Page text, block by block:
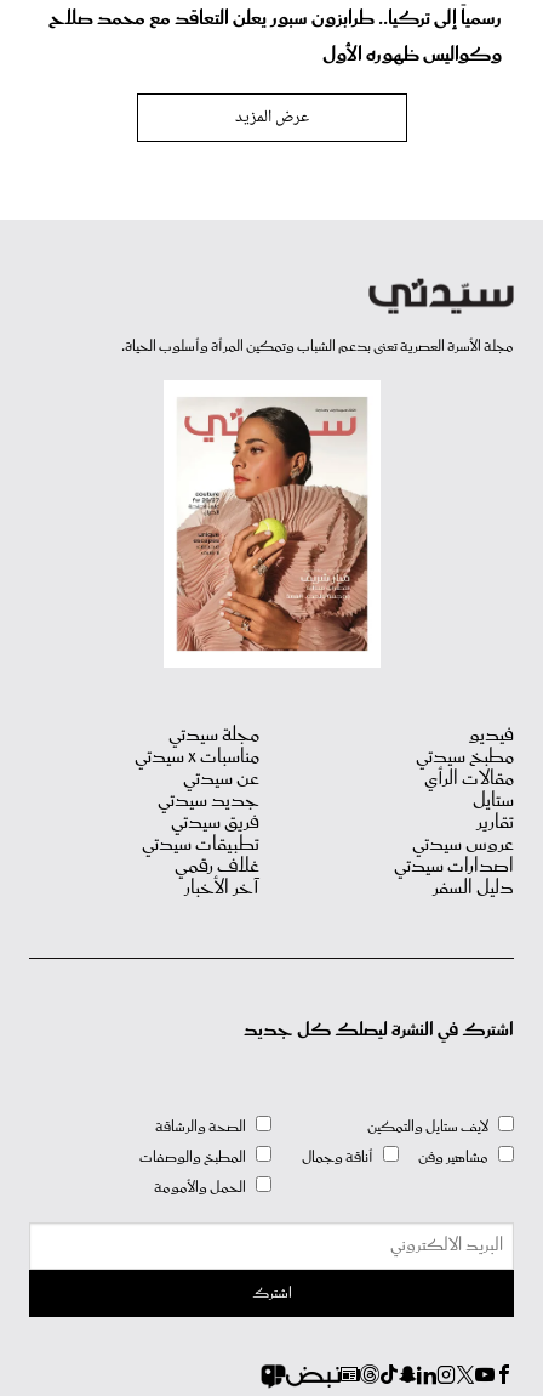
رسمياً إلى تركيا.. طرابزون سبور يعلن التعاقد مع محمد صلاح
وكواليس ظهوره الأول
عرض المزيد
مجلة الأسرة العصرية تعنى بدعم الشباب وتمكين المرأة وأسلوب الحياة.
فيديو
مطبخ سيدتي
مقالات الرأي
ستايل
تقارير
عروس سيدتي
اصدارات سيدتي
دليل السفر
مجلة سيدتي
مناسبات X سيدتي
عن سيدتي
جديد سيدتي
فريق سيدتي
تطبيقات سيدتي
غلاف رقمي
آخر الأخبار
اشترك في النشرة ليصلك كل جديد
لايف ستايل والتمكين
مشاهير وفن
أناقة وجمال
الصحة والرشاقة
المطبخ والوصفات
الحمل والأمومة